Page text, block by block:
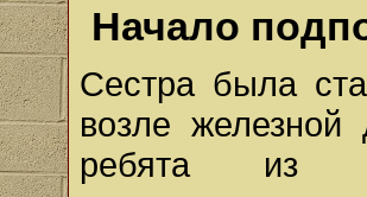
Начало
Сестра была
возле железной
ребята из